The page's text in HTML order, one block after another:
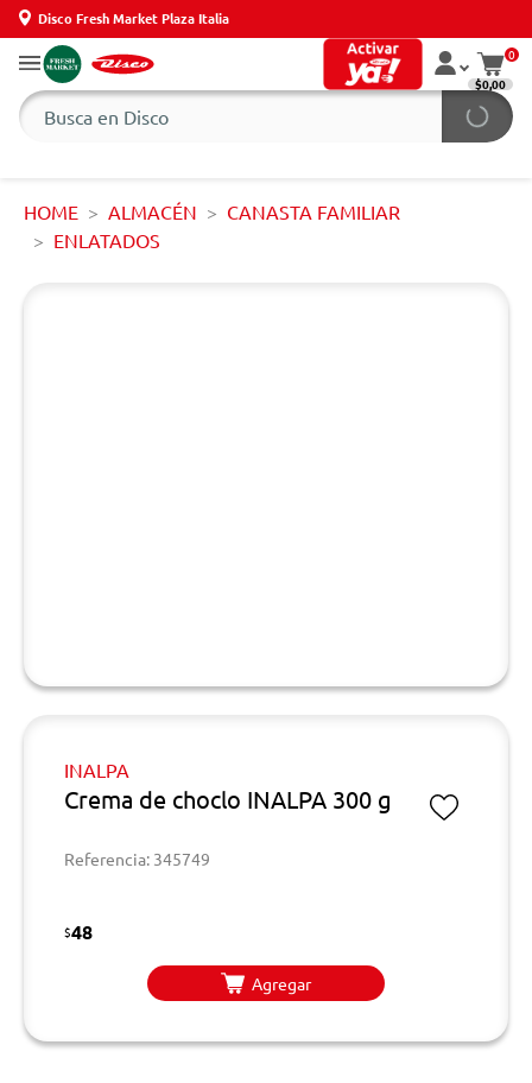
Disco Fresh Market Plaza Italia
0
$0,00
HOME ALMACÉN
CANASTA FAMILIAR
ENLATADOS
INALPA
Crema de choclo INALPA 300 g
Referencia: 345749
$48
Agregar